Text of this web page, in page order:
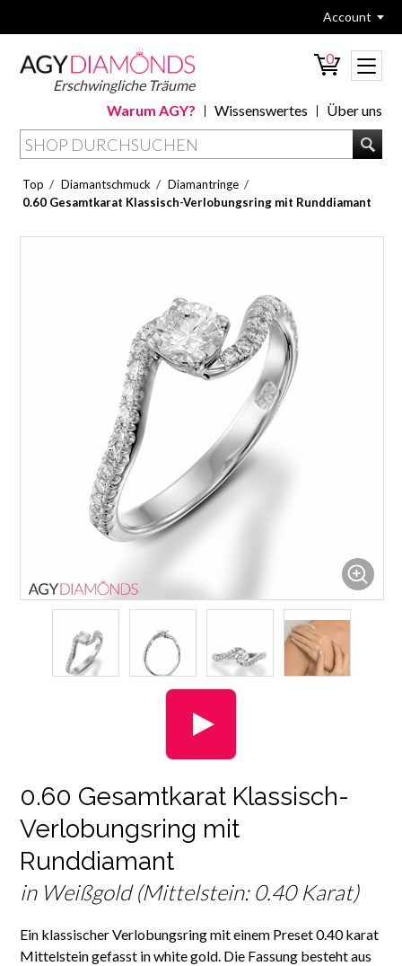
Account
Erschwingliche Träume
0
Über uns
Wissenswertes
Warum AGY?
Top / Diamantschmuck / Diamantringe /
0.60 Gesamtkarat Klassisch-Verlobungsring mit Runddiamant
0.60 Gesamtkarat Klassisch-
Verlobungsring mit
Runddiamant
in Weißgold (Mittelstein: 0.40 Karat)
Ein klassischer Verlobungsring mit einem Preset 0.40 karat
Mittelstein gefasst in white gold. Die Fassung besteht aus